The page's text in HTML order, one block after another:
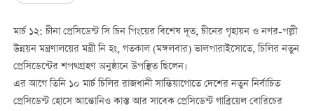
মার্চ ১২: চীনা প্রেসিডেন্ট সি চিন পিংয়ের বিশেষ দূত, চীনের গৃহায়ন ও নগর-পল্লী
উন্নয়ন মন্ত্রণালয়ের মন্ত্রী নি হং, গতকাল (মঙ্গলবার) ভালপারাইসোতে, চিলির নতুন
প্রেসিডেন্টের শপথগ্রহণ অনুষ্ঠানে উপস্থিত ছিলেন।
এর আগে তিনি ১০ মার্চ চিলির রাজধানী সান্তিয়াগোতে দেশের নতুন নির্বাচিত
প্রেসিডেন্ট হোসে আন্তোনিও কাস্ত আর সাবেক প্রেসিডেন্ট গাব্রিয়েল বোরিচের